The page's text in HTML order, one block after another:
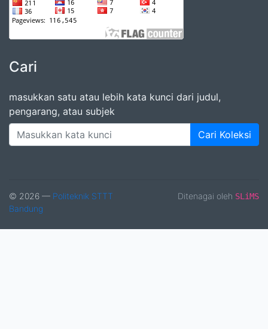
Cari
masukkan satu atau lebih kata kunci dari judul,
pengarang, atau subjek
Cari Koleksi
© 2026 — Politeknik STTT
Bandung
Ditenagai oleh SLiMS